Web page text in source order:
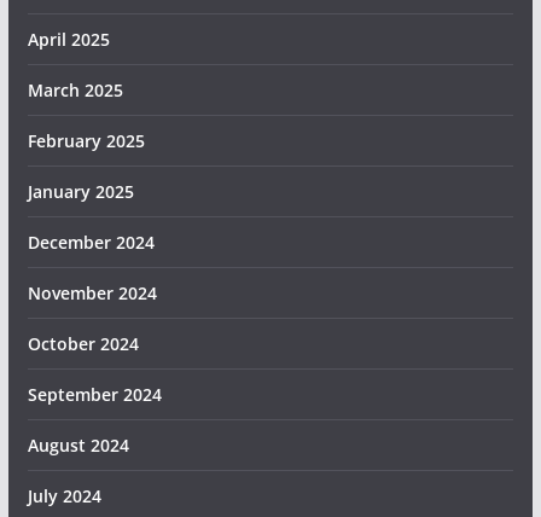
April 2025
March 2025
February 2025
January 2025
December 2024
November 2024
October 2024
September 2024
August 2024
July 2024